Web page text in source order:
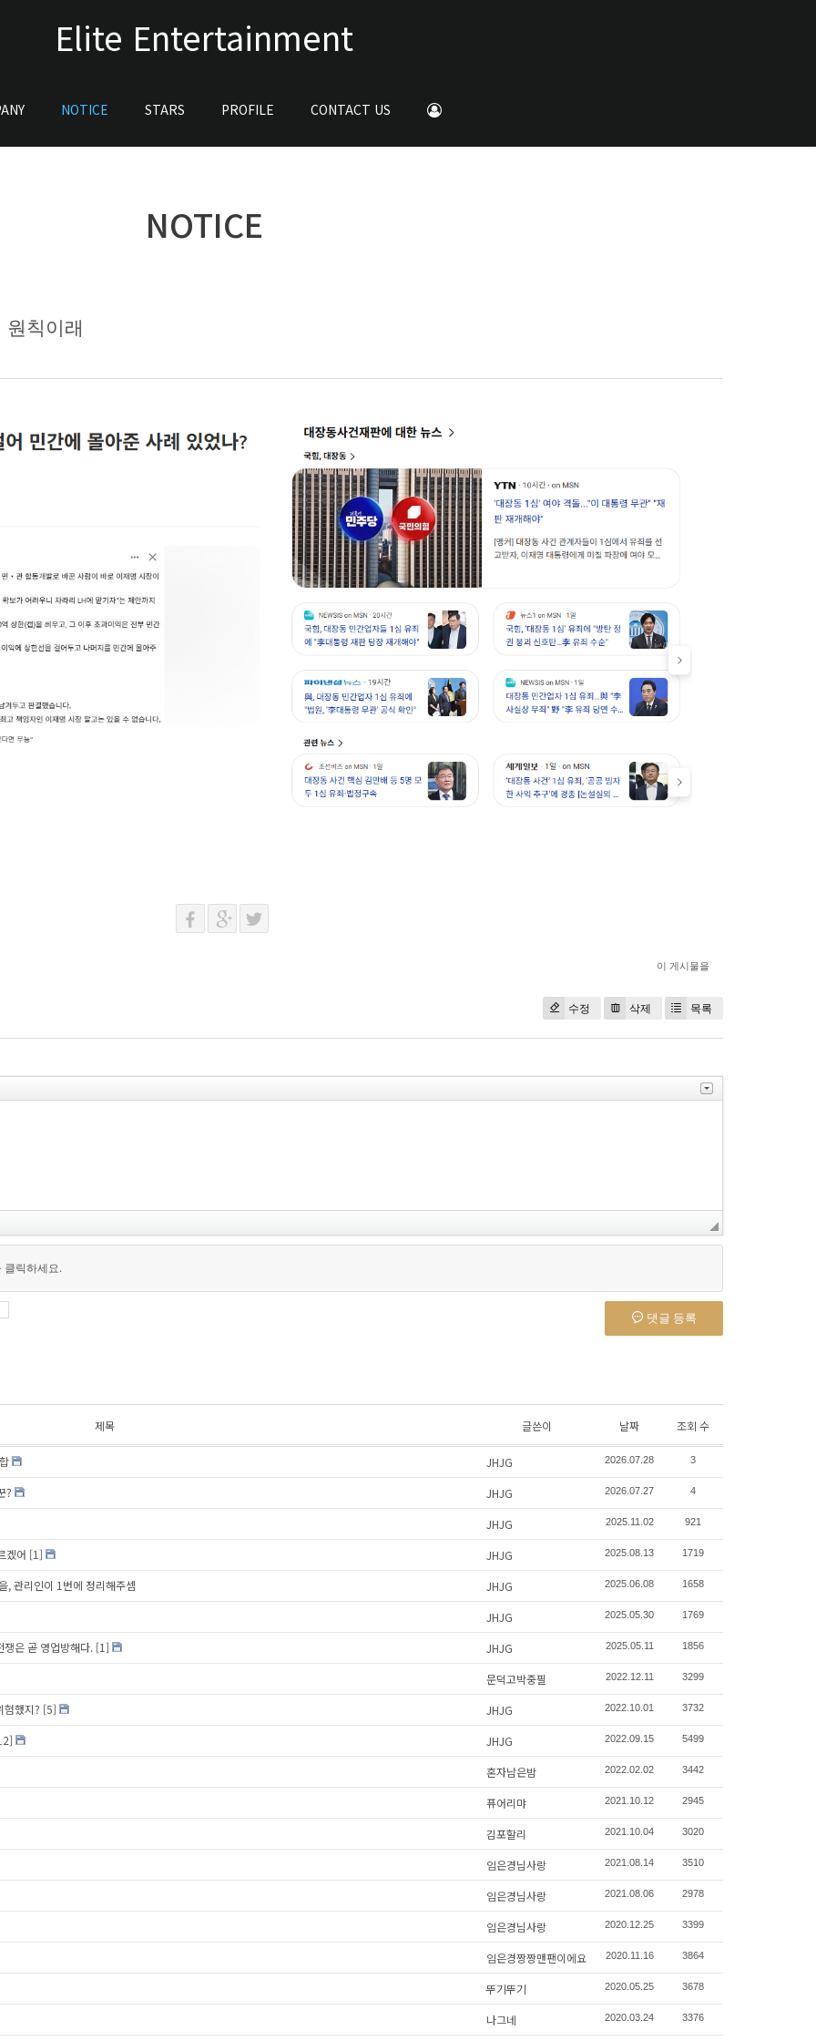
Elite Entertainment
NOTICE STARS PROFILE CONTACT US
NOTICE
원칙이래
이 게시물을
수정 삭제 목록
클릭하세요.
댓글 등록
제목 글쓴이 날짜 조회 수
JHJG 2026.07.28 3
? JHJG 2026.07.27 4
JHJG 2025.11.02 921
겠어 [1] JHJG 2025.08.13 1719
, 관리인이 1번에 정리해주셈 JHJG 2025.06.08 1658
JHJG 2025.05.30 1769
은 곧 영업방해다. [1] JHJG 2025.05.11 1856
문덕고박중필 2022.12.11 3299
했지? [5] JHJG 2022.10.01 3732
JHJG 2022.09.15 5499
혼자남은밤 2022.02.02 3442
퓨어리먀 2021.10.12 2945
김포할리 2021.10.04 3020
임은경님사랑 2021.08.14 3510
임은경님사랑 2021.08.06 2978
임은경님사랑 2020.12.25 3399
임은경짱짱맨팬이에요 2020.11.16 3864
뚜기뚜기 2020.05.25 3678
나그네 2020.03.24 3376